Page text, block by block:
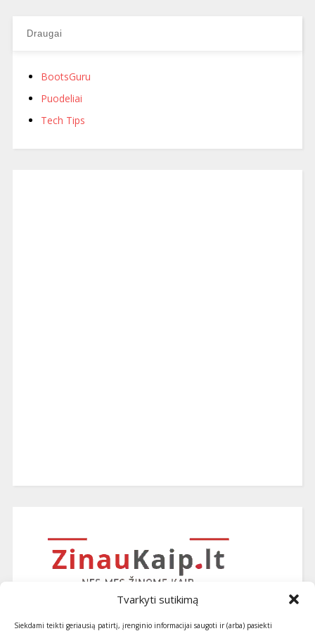
Tvarkyti sutikimą
Siekdami teikti geriausią patirtį, įrenginio informacijai saugoti ir (arba) pasiekti
Draugai
BootsGuru
Puodeliai
Tech Tips